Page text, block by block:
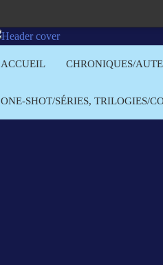
ACCUEIL CHRONIQUES/
ONE-SHOT/SÉRIES, TRILOGIES/